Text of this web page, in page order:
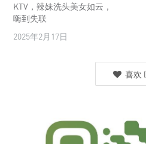
KTV，辣妹洗头美女如云，
嗨到失联
2025年2月17日
喜欢 (